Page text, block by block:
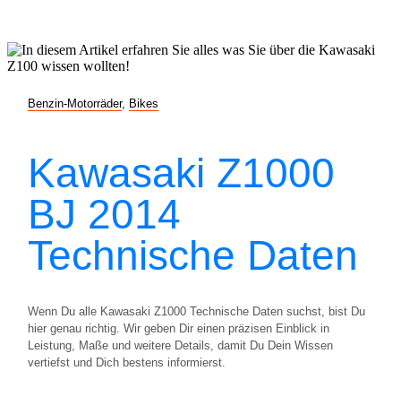
Benzin-Motorräder, Bikes
Kawasaki Z1000
BJ 2014
Technische Daten
Wenn Du alle Kawasaki Z1000 Technische Daten suchst, bist Du
hier genau richtig. Wir geben Dir einen präzisen Einblick in
Leistung, Maße und weitere Details, damit Du Dein Wissen
vertiefst und Dich bestens informierst.